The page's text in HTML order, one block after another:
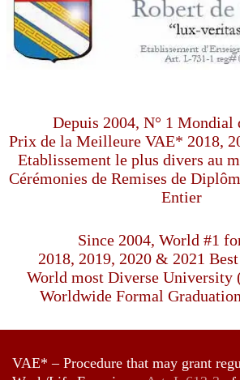
Depuis 2004, N° 1 Mondial
Prix de la Meilleure VAE* 2018,
Etablissement le plus divers au
Cérémonies de Remises de
Entier
Since 2004, World #1
2018, 2019, 2020 & 2021
World most Diverse University
Worldwide Formal
VAE* – Procedure that may grant